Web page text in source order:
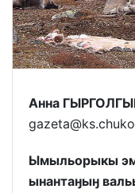
Анна
Ымыльорыкы
ынантаӈыӈ